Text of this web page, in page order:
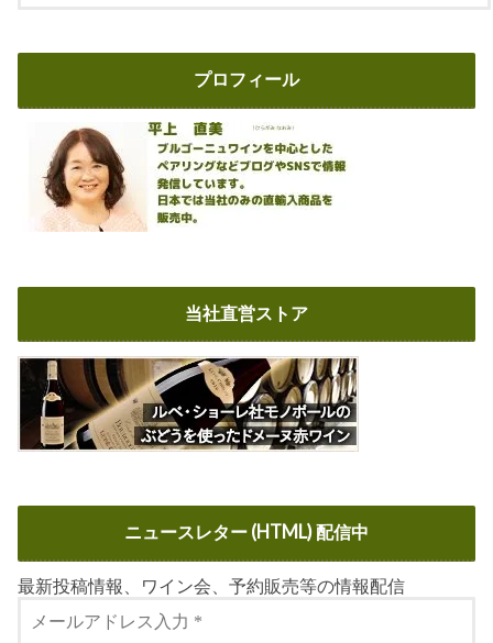
プロフィール
当社直営ストア
ニュースレター (HTML) 配信中
最新投稿情報、ワイン会、予約販売等の情報配信